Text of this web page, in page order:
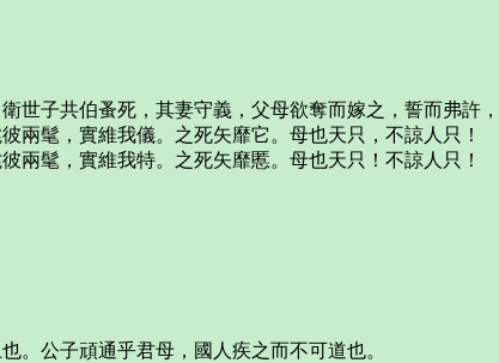
世子共伯蚤死，其妻守義，父母欲奪而嫁之，誓而弗許
兩髦，實維我儀。之死矢靡它。母也天只，不諒人只！
兩髦，實維我特。之死矢靡慝。母也天只！不諒人只！
。公子頑通乎君母，國人疾之而不可道也。